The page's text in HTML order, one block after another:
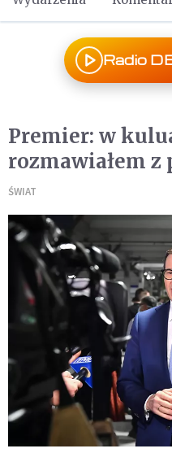
Radio
Premier: w
rozmawiałem z
ŚWIAT